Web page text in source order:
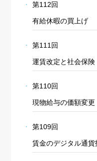
第112回
有給休暇の買上げ
第111回
運賃改定と社会保険
第110回
現物給与の価額変更
第109回
賃金のデジタル通貨